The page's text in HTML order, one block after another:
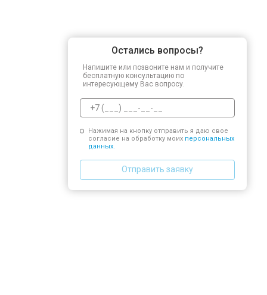
Остались вопросы?
Напишите или позвоните нам и получите
бесплатную консультацию по
интересующему Вас вопросу.
Нажимая на кнопку отправить я даю свое
согласие на обработку моих персональных
данных.
Отправить заявку